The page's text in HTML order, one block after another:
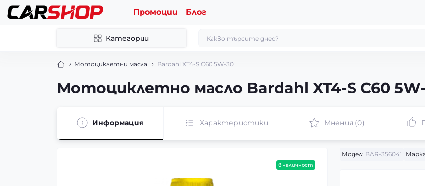
Промоции Блог
Категории
Мотоциклетни масла Bardahl XT4-S C60 5W-30
Мотоциклетно масло Bardahl XT4-S C60
Информация Характеристики Мнения (0)
в наличност
Модел: BAR-356041